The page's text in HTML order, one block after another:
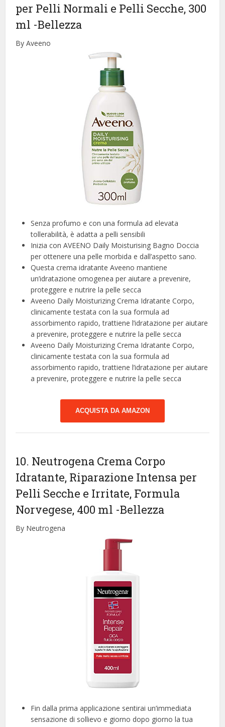
per Pelli Normali e Pelli Secche, 300
ml -Bellezza
By Aveeno
Senza profumo e con una formula ad elevata
tollerabilità, è adatta a pelli sensibili
Inizia con AVEENO Daily Moisturising Bagno Doccia
per ottenere una pelle morbida e dall’aspetto sano.
Questa crema idratante Aveeno mantiene
un’idratazione omogenea per aiutare a prevenire,
proteggere e nutrire la pelle secca
Aveeno Daily Moisturizing Crema Idratante Corpo,
clinicamente testata con la sua formula ad
assorbimento rapido, trattiene l’idratazione per aiutare
a prevenire, proteggere e nutrire la pelle secca
Aveeno Daily Moisturizing Crema Idratante Corpo,
clinicamente testata con la sua formula ad
assorbimento rapido, trattiene l’idratazione per aiutare
a prevenire, proteggere e nutrire la pelle secca
ACQUISTA DA AMAZON
10. Neutrogena Crema Corpo
Idratante, Riparazione Intensa per
Pelli Secche e Irritate, Formula
Norvegese, 400 ml -Bellezza
By Neutrogena
Fin dalla prima applicazione sentirai un’immediata
sensazione di sollievo e giorno dopo giorno la tua